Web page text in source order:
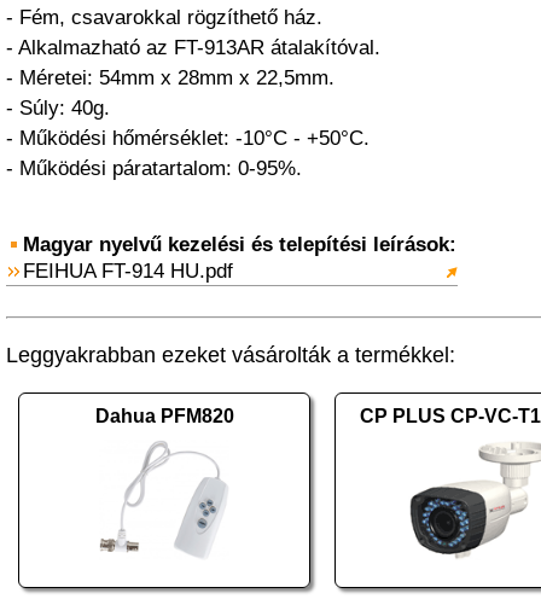
- Fém, csavarokkal rögzíthető ház.
- Alkalmazható az FT-913AR átalakítóval.
- Méretei: 54mm x 28mm x 22,5mm.
- Súly: 40g.
- Működési hőmérséklet: -10°C - +50°C.
- Működési páratartalom: 0-95%.
Magyar nyelvű kezelési és telepítési leírások:
FEIHUA FT-914 HU.pdf
Leggyakrabban ezeket vásárolták a termékkel:
Dahua PFM820 CP PLUS CP-VC-